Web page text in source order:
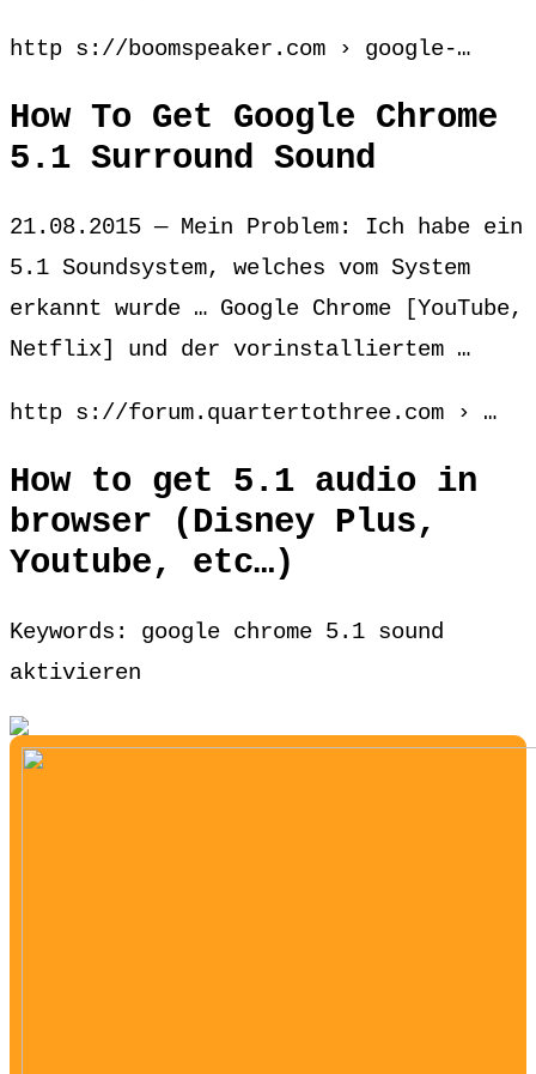
http s://boomspeaker.com › google-…
How To Get Google Chrome
5.1 Surround Sound
21.08.2015 — Mein Problem: Ich habe ein
5.1 Soundsystem, welches vom System
erkannt wurde … Google Chrome [YouTube,
Netflix] und der vorinstalliertem …
http s://forum.quartertothree.com › …
How to get 5.1 audio in
browser (Disney Plus,
Youtube, etc…)
Keywords: google chrome 5.1 sound
aktivieren